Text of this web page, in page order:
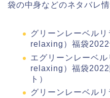
袋の中身などのネタバレ
グリーンレーベル
relaxing）福袋2022
エグリーンレーベ
relaxing）福袋2022
ト）
グリーンレーベル